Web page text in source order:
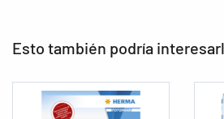
Esto también podría